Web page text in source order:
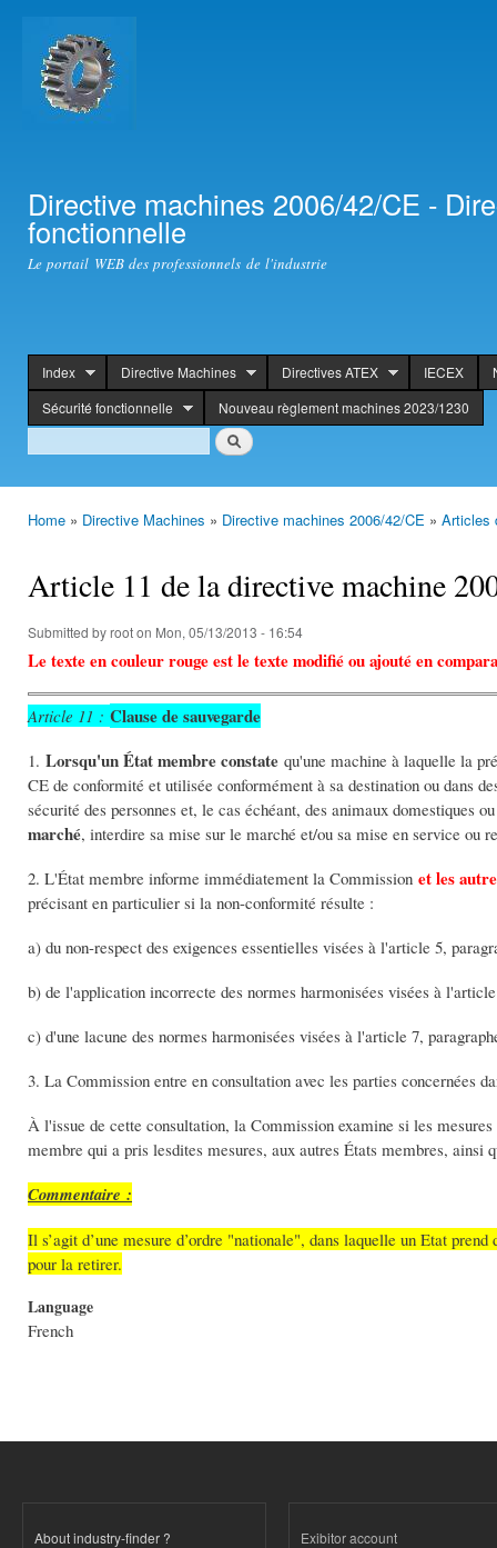
Directive machines 2006/42/CE -
fonctionnelle
Le portail WEB des professionnels de l'industrie
header
Index Directive Machines Directives ATEX IECEX
Sécurité fonctionnelle
Nouveau règlement machines 2023/1230
Search
Search
Home » Directive Machines » Directive machines 2006/42/CE » Articles
Article 11 de la directive machine
Submitted byrooton Mon, 05/13/2013 - 16:54
Le texte en couleur rouge est le texte modifié ou ajouté en
Article 11 : Clause de sauvegarde
1. Lorsqu'un État membre constate qu'une machine à laquelle la
CE de conformité et utilisée conformément à sa destination ou dans
sécurité des personnes et, le cas échéant, des animaux domestiques
marché, interdire sa mise sur le marché et/ou sa mise en service ou
2. L'État membre informe immédiatement la Commission et les
précisant en particulier si la non-conformité résulte :
a) du non-respect des exigences essentielles visées à l'article 5,
b) de l'application incorrecte des normes harmonisées visées à
c) d'une lacune des normes harmonisées visées à l'article 7,
3. La Commission entre en consultation avec les parties concernées
À l'issue de cette consultation, la Commission examine si les
membre qui a pris lesdites mesures, aux autres États membres, ainsi
Commentaire :
Il s’agit d’une mesure d’ordre "nationale", dans laquelle un Etat
pour la retirer.
Language
French
About industry-finder ?
Exibitor account